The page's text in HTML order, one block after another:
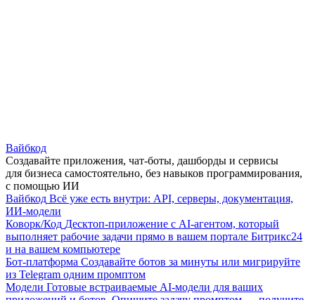
Вайбкод
Создавайте приложения, чат-боты, дашборды и сервисы
для бизнеса самостоятельно, без навыков программирования,
с помощью ИИ
Вайбкод Всё уже есть внутри: API, серверы, документация,
ИИ-модели
Коворк/Код Десктоп-приложение с AI-агентом, который
выполняет рабочие задачи прямо в вашем портале Битрикс24
и на вашем компьютере
Бот-платформа Создавайте ботов за минуты или мигрируйте
из Telegram одним промптом
Модели Готовые встраиваемые AI-модели для ваших